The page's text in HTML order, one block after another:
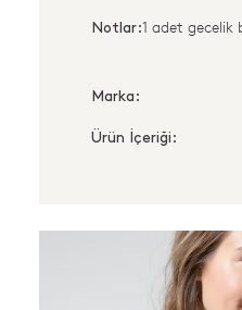
Notlar:1 adet gecelik
Marka:
Ürün İçeriği: